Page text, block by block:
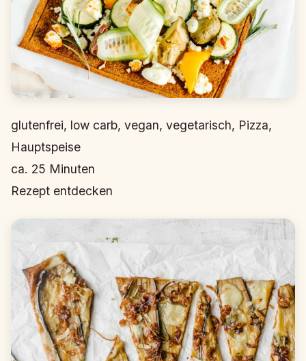
glutenfrei, low carb, vegan, vegetarisch, Pizza,
Hauptspeise
ca. 25 Minuten
Rezept entdecken